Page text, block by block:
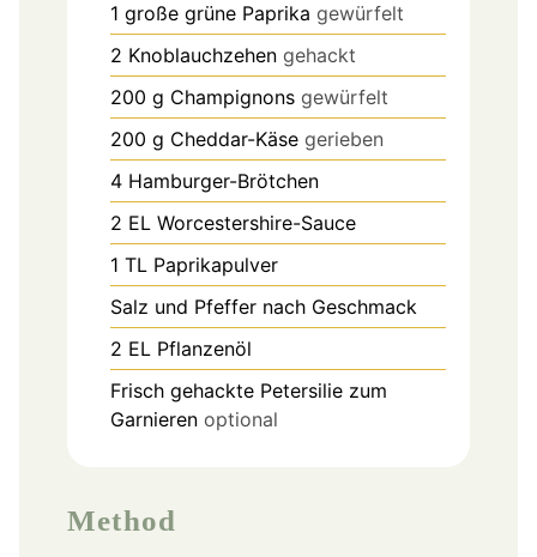
1 große grüne Paprika gewürfelt
2 Knoblauchzehen gehackt
200 g Champignons gewürfelt
200 g Cheddar-Käse gerieben
4 Hamburger-Brötchen
2 EL Worcestershire-Sauce
1 TL Paprikapulver
Salz und Pfeffer nach Geschmack
2 EL Pflanzenöl
Frisch gehackte Petersilie zum
Garnieren optional
Method